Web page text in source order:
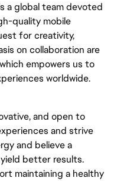
a global team devoted
quality mobile
for creativity,
on collaboration are
empowers us to
worldwide.
and open to
and strive
and believe a
better results.
maintaining a healthy